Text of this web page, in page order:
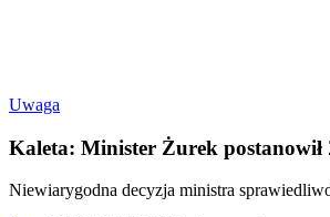
Uwaga
Kaleta: Minister Żurek
Niewiarygodna decyzja ministra